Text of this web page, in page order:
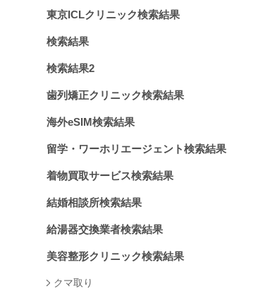
東京ICLクリニック検索結果
検索結果
検索結果2
歯列矯正クリニック検索結果
海外eSIM検索結果
留学・ワーホリエージェント検索結果
着物買取サービス検索結果
結婚相談所検索結果
給湯器交換業者検索結果
美容整形クリニック検索結果
クマ取り